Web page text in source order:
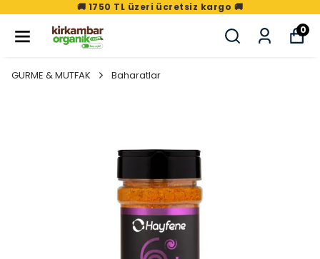
🚚 1750 TL üzeri ücretsiz kargo 🚚
0
GURME & MUTFAK Baharatlar